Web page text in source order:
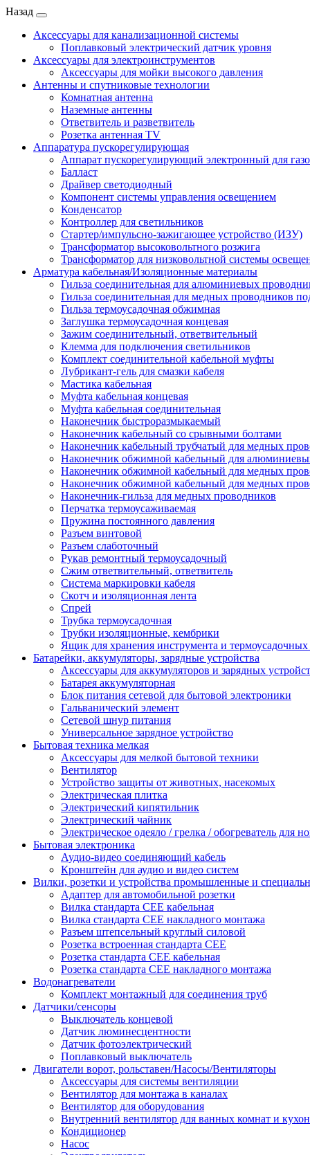
Назад
Аксессуары для канализационной системы
Поплавковый электрический датчик уровня
Аксессуары для электроинструментов
Аксессуары для мойки высокого давления
Антенны и спутниковые технологии
Комнатная антенна
Наземные антенны
Ответвитель и разветвитель
Розетка антенная TV
Аппаратура пускорегулирующая
Аппарат пускорегулирующий электронный для
Балласт
Драйвер светодиодный
Компонент системы управления освещением
Конденсатор
Контроллер для светильников
Стартер/импульсно-зажигающее устройство (ИЗУ)
Трансформатор высоковольтного розжига
Трансформатор для низковольтной системы
Арматура кабельная/Изоляционные материалы
Гильза соединительная для алюминиевых
Гильза соединительная для медных проводников
Гильза термоусадочная обжимная
Заглушка термоусадочная концевая
Зажим соединительный, ответвительный
Клемма для подключения светильников
Комплект соединительной кабельной муфты
Лубрикант-гель для смазки кабеля
Мастика кабельная
Муфта кабельная концевая
Муфта кабельная соединительная
Наконечник быстроразмыкаемый
Наконечник кабельный со срывными болтами
Наконечник кабельный трубчатый для медных
Наконечник обжимной кабельный для
Наконечник обжимной кабельный для медных
Наконечник обжимной кабельный для медных
Наконечник-гильза для медных проводников
Перчатка термоусаживаемая
Пружина постоянного давления
Разъем винтовой
Разъем слаботочный
Рукав ремонтный термоусадочный
Сжим ответвительный, ответвитель
Система маркировки кабеля
Скотч и изоляционная лента
Спрей
Трубка термоусадочная
Трубки изоляционные, кембрики
Ящик для хранения инструмента и термоусадочных
Батарейки, аккумуляторы, зарядные устройства
Аксессуары для аккумуляторов и зарядных
Батарея аккумуляторная
Блок питания сетевой для бытовой электроники
Гальванический элемент
Сетевой шнур питания
Универсальное зарядное устройство
Бытовая техника мелкая
Аксессуары для мелкой бытовой техники
Вентилятор
Устройство защиты от животных, насекомых
Электрическая плитка
Электрический кипятильник
Электрический чайник
Электрическое одеяло / грелка / обогреватель для
Бытовая электроника
Аудио-видео соединяющий кабель
Кронштейн для аудио и видео систем
Вилки, розетки и устройства промышленные и
Адаптер для автомобильной розетки
Вилка стандарта CEE кабельная
Вилка стандарта CEE накладного монтажа
Разъем штепсельный круглый силовой
Розетка встроенная стандарта CEE
Розетка стандарта СЕЕ кабельная
Розетка стандарта СЕЕ накладного монтажа
Водонагреватели
Комплект монтажный для соединения труб
Датчики/сенсоры
Выключатель концевой
Датчик люминесцентности
Датчик фотоэлектрический
Поплавковый выключатель
Двигатели ворот, рольставен/Насосы/Вентиляторы
Аксессуары для системы вентиляции
Вентилятор для монтажа в каналах
Вентилятор для оборудования
Внутренний вентилятор для ванных комнат и
Кондиционер
Насос